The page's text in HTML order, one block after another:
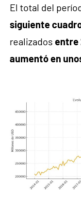
El total del
siguiente
realizados entre
aumentó en